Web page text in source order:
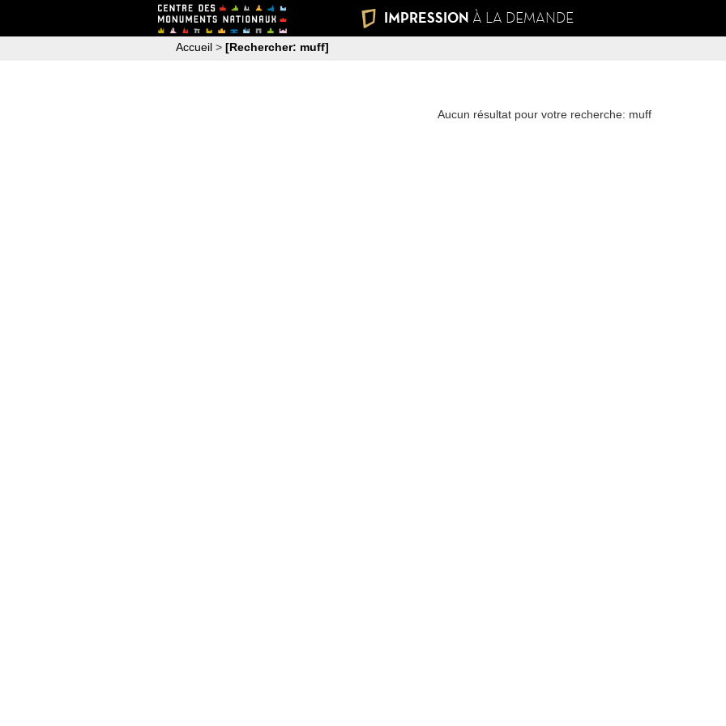
IMPRESSION À LA DEMANDE
Accueil > [Rechercher: muff]
Aucun résultat pour votre recherche: muff